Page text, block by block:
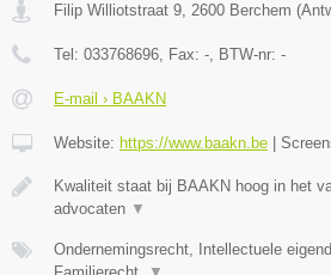
Filip Williotstraat 9, 2600 Berchem (
Tel: 033768696, Fax: -, BTW-nr: -
E-mail › BAAKN
Website: https://www.baakn.be
Kwaliteit staat bij BAAKN hoog in het
advocaten ▼
Ondernemingsrecht, Intellectuele